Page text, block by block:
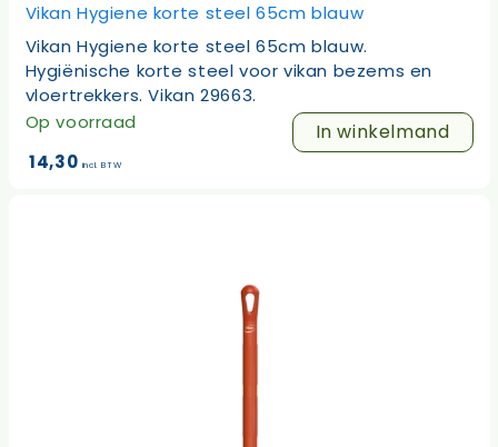
Vikan Hygiene korte steel 65cm blauw
Vikan Hygiene korte steel 65cm blauw.
Hygiënische korte steel voor vikan bezems en
vloertrekkers. Vikan 29663.
Op voorraad
In winkelmand
14,30 incl. BTW